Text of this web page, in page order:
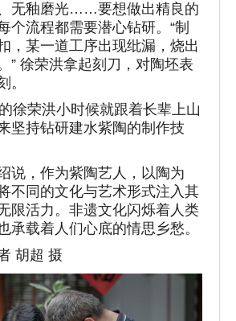
无釉磨光……要想做出精良的
个流程都需要潜心钻研。“制
，某一道工序出现纰漏，烧出
” 徐荣洪拿起刻刀，对陶坯表
。
荣洪小时候就跟着长辈上山
坚持钻研建水紫陶的制作技
，作为紫陶艺人，以陶为
不同的文化与艺术形式注入其
限活力。非遗文化闪烁着人类
承载着人们心底的情思乡愁。
胡超 摄